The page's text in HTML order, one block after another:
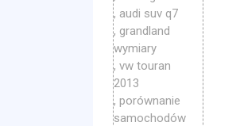
, audi suv q7
, grandland
wymiary
, vw touran
2013
, porównanie
samochodów